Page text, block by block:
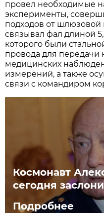
провел необходимые
эксперименты,
подходов от
связывал фал длиной
которого были
провода для передачи
медицинских
измерений, а также
связи с командиром
Космонавт
сегодня
Подробнее